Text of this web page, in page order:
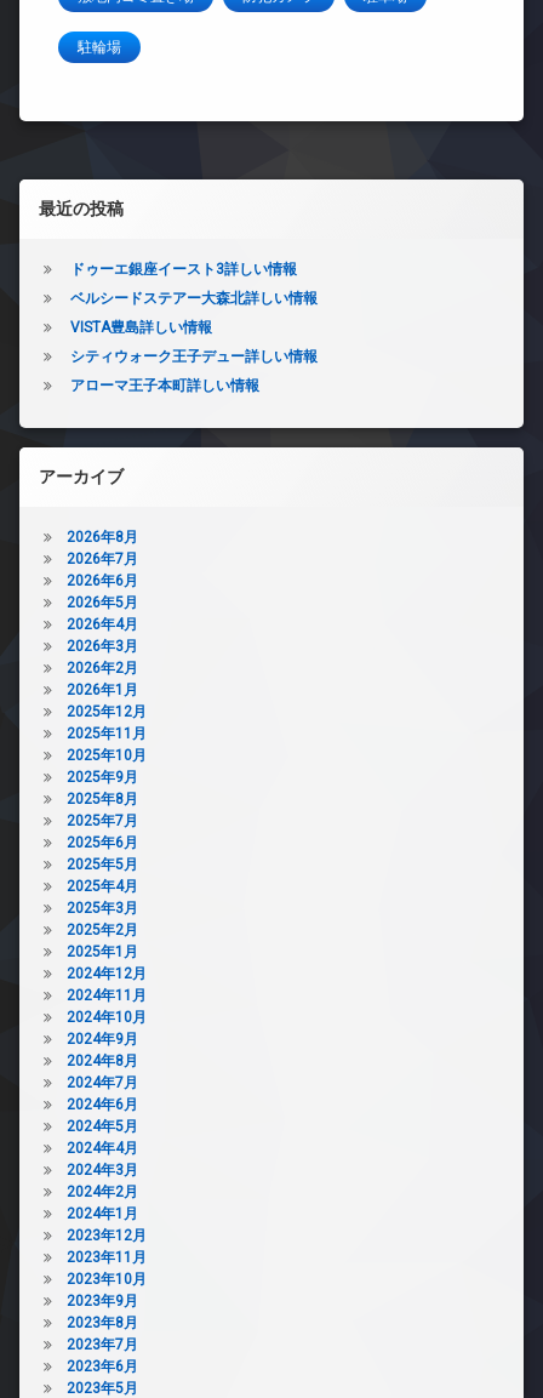
駐輪場
左サイドバー
最近の投稿
ドゥーエ銀座イースト3詳しい情報
ベルシードステアー大森北詳しい情報
VISTA豊島詳しい情報
シティウォーク王子デュー詳しい情報
アローマ王子本町詳しい情報
アーカイブ
2026年8月
2026年7月
2026年6月
2026年5月
2026年4月
2026年3月
2026年2月
2026年1月
2025年12月
2025年11月
2025年10月
2025年9月
2025年8月
2025年7月
2025年6月
2025年5月
2025年4月
2025年3月
2025年2月
2025年1月
2024年12月
2024年11月
2024年10月
2024年9月
2024年8月
2024年7月
2024年6月
2024年5月
2024年4月
2024年3月
2024年2月
2024年1月
2023年12月
2023年11月
2023年10月
2023年9月
2023年8月
2023年7月
2023年6月
2023年5月